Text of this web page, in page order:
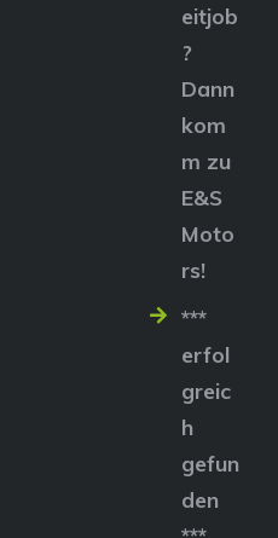
eitjob
?
Dann
kom
m zu
E&S
Moto
rs!
***
erfol
greic
h
gefun
den